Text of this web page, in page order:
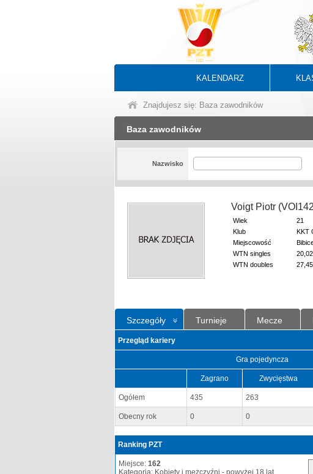
KALENDARZ
Znajdujesz się: Baza zawodników
Baza zawodników
Nazwisko
Voigt Piotr
Wiek
21
Klub
KKT
Miejscowość
WTN singles
20,02
WTN doubles
27,45
Szczegóły Turnieje Mecze
Przegląd kariery
Gra pojedyncza
Zagrano Zwycięstwa
Ogółem 435 263
Obecny rok 0 0
Ranking PZT
Miejsce: 162
Kategoria: Kobiety i mężczyźni - powyżej 18 lat